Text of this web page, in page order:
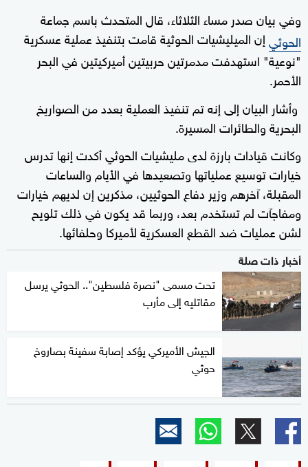
وفي بيان صدر مساء الثلاثاء، قال المتحدث باسم جماعة
الحوثيإن الميليشيات الحوثية قامت بتنفيذ عملية عسكرية
"نوعية" استهدفت مدمرتين حربيتين أميركيتين في البحر
الأحمر.
وأشار البيان إلى إنه تم تنفيذ العملية بعدد من الصواريخ
البحرية والطائرات المسيرة.
وكانت قيادات بارزة لدى مليشيات الحوثي أكدت إنها تدرس
خيارات توسيع عملياتها وتصعيدها في الأيام والساعات
المقبلة، آخرهم وزير دفاع الحوثيين، مذكرين إن لديهم خيارات
ومفاجآت لم تستخدم بعد، وربما قد يكون في ذلك تلويح
لشن عمليات ضد القطع العسكرية لأميركا وحلفائها.
أخبار ذات صلة
تحت مسمى "نصرة فلسطين".. الحوثي يرسل
مقاتليه إلى مأرب
الجيش الأميركي يؤكد إصابة سفينة بصاروخ
حوثي